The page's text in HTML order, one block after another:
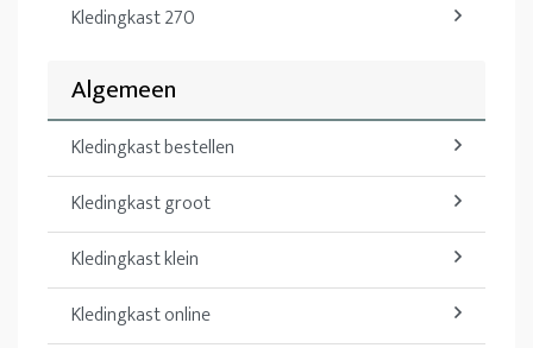
Kledingkast 270
Algemeen
Kledingkast bestellen
Kledingkast groot
Kledingkast klein
Kledingkast online